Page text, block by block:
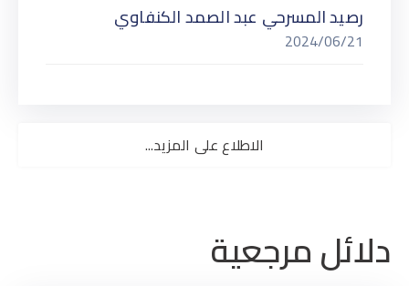
رصيد المسرحي عبد الصمد الكنفاوي
2024/06/21
الاطلاع على المزيد...
دلائل مرجعية